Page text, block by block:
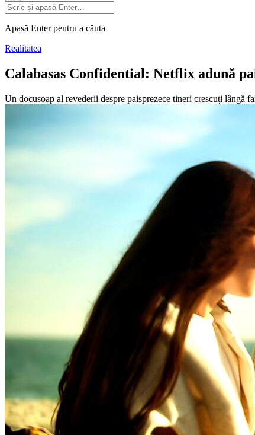
Apasă Enter pentru a căuta
Realitatea
Calabasas Confidential: Netflix adună
Un docusoap al revederii despre paisprezece tineri crescuți lângă